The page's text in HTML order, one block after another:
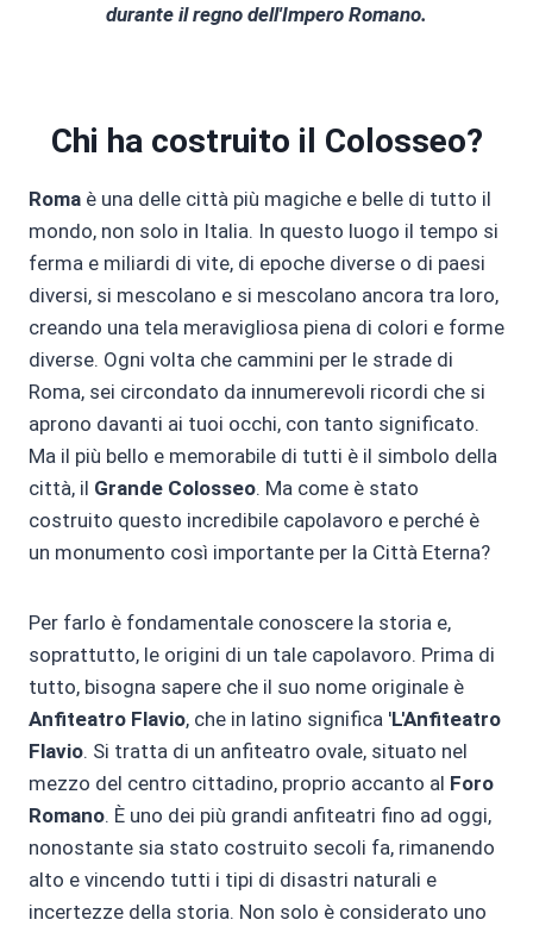
durante il regno dell'Impero Romano.
Chi ha costruito il Colosseo?
Roma è una delle città più magiche e belle di tutto il
mondo, non solo in Italia. In questo luogo il tempo si
ferma e miliardi di vite, di epoche diverse o di paesi
diversi, si mescolano e si mescolano ancora tra loro,
creando una tela meravigliosa piena di colori e forme
diverse. Ogni volta che cammini per le strade di
Roma, sei circondato da innumerevoli ricordi che si
aprono davanti ai tuoi occhi, con tanto significato.
Ma il più bello e memorabile di tutti è il simbolo della
città, il Grande Colosseo. Ma come è stato
costruito questo incredibile capolavoro e perché è
un monumento così importante per la Città Eterna?
Per farlo è fondamentale conoscere la storia e,
soprattutto, le origini di un tale capolavoro. Prima di
tutto, bisogna sapere che il suo nome originale è
Anfiteatro Flavio, che in latino significa 'L'Anfiteatro
Flavio. Si tratta di un anfiteatro ovale, situato nel
mezzo del centro cittadino, proprio accanto al Foro
Romano. È uno dei più grandi anfiteatri fino ad oggi,
nonostante sia stato costruito secoli fa, rimanendo
alto e vincendo tutti i tipi di disastri naturali e
incertezze della storia. Non solo è considerato uno